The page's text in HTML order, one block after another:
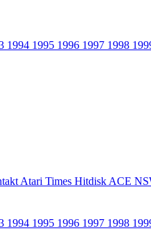
1994 1995 1996 1997 1998
Atari Times Hitdisk ACE
1994 1995 1996 1997 1998